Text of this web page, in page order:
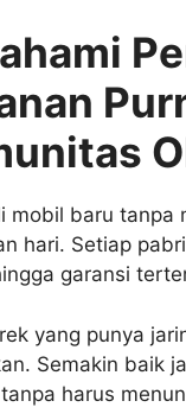
mobil baru tanpa
hari. Setiap
garansi
yang punya
Semakin baik
harus